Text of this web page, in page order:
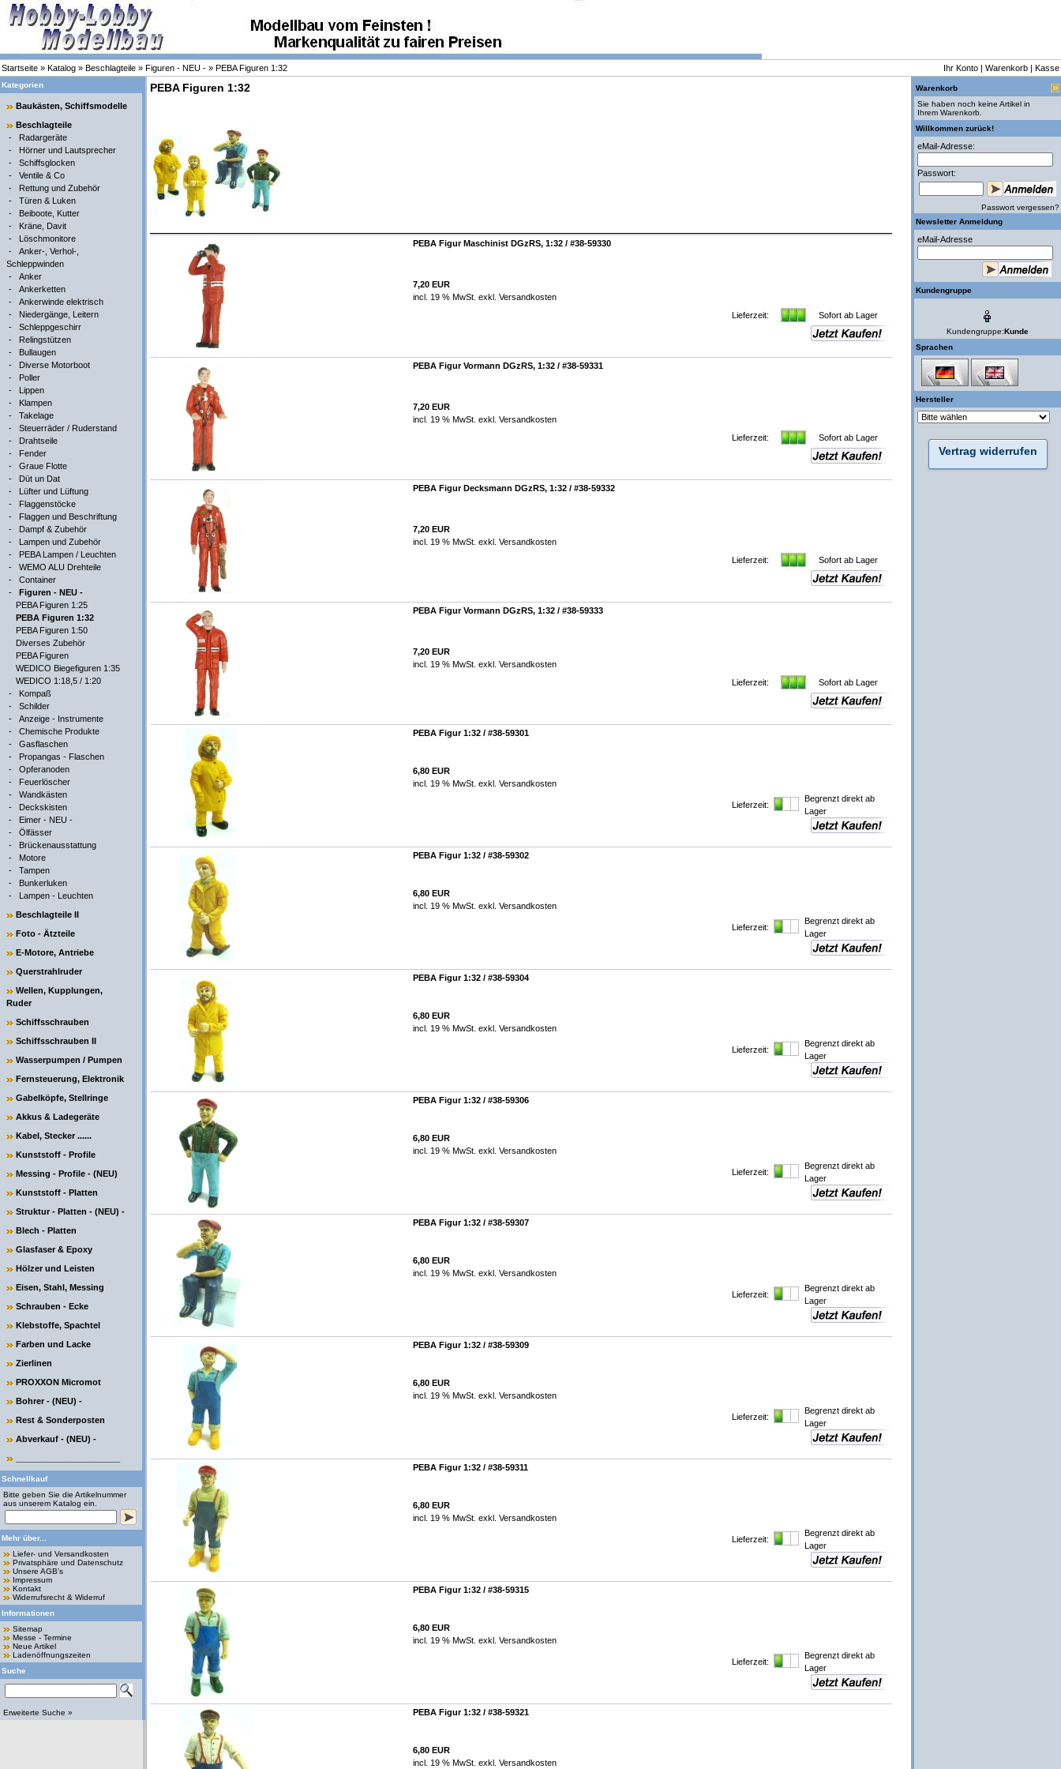
Startseite » Katalog » Beschlagteile » Figuren - NEU - » PEBA Figuren 1:32 Ihr Konto | Warenkorb | Kasse
Kategorien
Baukästen, Schiffsmodelle
Beschlagteile
- Radargeräte
- Hörner und Lautsprecher
- Schiffsglocken
- Ventile & Co
- Rettung und Zubehör
- Türen & Luken
- Beiboote, Kutter
- Kräne, Davit
- Löschmonitore
- Anker-, Verhol-,
Schleppwinden
- Anker
- Ankerketten
- Ankerwinde elektrisch
- Niedergänge, Leitern
- Schleppgeschirr
- Relingstützen
- Bullaugen
- Diverse Motorboot
- Poller
- Lippen
- Klampen
- Takelage
- Steuerräder / Ruderstand
- Drahtseile
- Fender
- Graue Flotte
- Düt un Dat
- Lüfter und Lüftung
- Flaggenstöcke
- Flaggen und Beschriftung
- Dampf & Zubehör
- Lampen und Zubehör
- PEBA Lampen / Leuchten
- WEMO ALU Drehteile
- Container
- Figuren - NEU -
PEBA Figuren 1:25
PEBA Figuren 1:32
PEBA Figuren 1:50
Diverses Zubehör
PEBA Figuren
WEDICO Biegefiguren 1:35
WEDICO 1:18,5 / 1:20
- Kompaß
- Schilder
- Anzeige - Instrumente
- Chemische Produkte
- Gasflaschen
- Propangas - Flaschen
- Opferanoden
- Feuerlöscher
- Wandkästen
- Deckskisten
- Eimer - NEU -
- Ölfässer
- Brückenausstattung
- Motore
- Tampen
- Bunkerluken
- Lampen - Leuchten
Beschlagteile II
Foto - Ätzteile
E-Motore, Antriebe
Querstrahlruder
Wellen, Kupplungen,
Ruder
Schiffsschrauben
Schiffsschrauben II
Wasserpumpen / Pumpen
Fernsteuerung, Elektronik
Gabelköpfe, Stellringe
Akkus & Ladegeräte
Kabel, Stecker ......
Kunststoff - Profile
Messing - Profile - (NEU)
Kunststoff - Platten
Struktur - Platten - (NEU) -
Blech - Platten
Glasfaser & Epoxy
Hölzer und Leisten
Eisen, Stahl, Messing
Schrauben - Ecke
Klebstoffe, Spachtel
Farben und Lacke
Zierlinen
PROXXON Micromot
Bohrer - (NEU) -
Rest & Sonderposten
Abverkauf - (NEU) -
Schnellkauf
Bitte geben Sie die Artikelnummer
aus unserem Katalog ein.
Mehr über...
Liefer- und Versandkosten
Privatsphäre und Datenschutz
Unsere AGB's
Impressum
Kontakt
Widerrufsrecht & Widerruf
Informationen
Sitemap
Messe - Termine
Neue Artikel
Ladenöffnungszeiten
Suche
Erweiterte Suche »
PEBA Figuren 1:32
PEBA Figur Maschinist DGzRS, 1:32 / #38-59330
7,20 EUR
incl. 19 % MwSt. exkl. Versandkosten
Lieferzeit:
Sofort ab Lager
PEBA Figur Vormann DGzRS, 1:32 / #38-59331
7,20 EUR
incl. 19 % MwSt. exkl. Versandkosten
Lieferzeit:
Sofort ab Lager
PEBA Figur Decksmann DGzRS, 1:32 / #38-59332
7,20 EUR
incl. 19 % MwSt. exkl. Versandkosten
Lieferzeit:
Sofort ab Lager
PEBA Figur Vormann DGzRS, 1:32 / #38-59333
7,20 EUR
incl. 19 % MwSt. exkl. Versandkosten
Lieferzeit:
Sofort ab Lager
PEBA Figur 1:32 / #38-59301
6,80 EUR
incl. 19 % MwSt. exkl. Versandkosten
Lieferzeit:
Begrenzt direkt ab
Lager
PEBA Figur 1:32 / #38-59302
6,80 EUR
incl. 19 % MwSt. exkl. Versandkosten
Lieferzeit:
Begrenzt direkt ab
Lager
PEBA Figur 1:32 / #38-59304
6,80 EUR
incl. 19 % MwSt. exkl. Versandkosten
Lieferzeit:
Begrenzt direkt ab
Lager
PEBA Figur 1:32 / #38-59306
6,80 EUR
incl. 19 % MwSt. exkl. Versandkosten
Lieferzeit:
Begrenzt direkt ab
Lager
PEBA Figur 1:32 / #38-59307
6,80 EUR
incl. 19 % MwSt. exkl. Versandkosten
Lieferzeit:
Begrenzt direkt ab
Lager
PEBA Figur 1:32 / #38-59309
6,80 EUR
incl. 19 % MwSt. exkl. Versandkosten
Lieferzeit:
Begrenzt direkt ab
Lager
PEBA Figur 1:32 / #38-59311
6,80 EUR
incl. 19 % MwSt. exkl. Versandkosten
Lieferzeit:
Begrenzt direkt ab
Lager
PEBA Figur 1:32 / #38-59315
6,80 EUR
incl. 19 % MwSt. exkl. Versandkosten
Lieferzeit:
Begrenzt direkt ab
Lager
PEBA Figur 1:32 / #38-59321
6,80 EUR
incl. 19 % MwSt. exkl. Versandkosten
Warenkorb
Sie haben noch keine Artikel in
Ihrem Warenkorb.
Willkommen zurück!
eMail-Adresse:
Passwort:
Passwort vergessen?
Newsletter Anmeldung
eMail-Adresse
Kundengruppe
Kundengruppe:Kunde
Sprachen
Hersteller
Vertrag widerrufen